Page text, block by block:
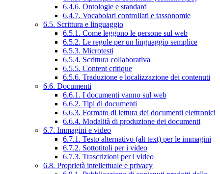
6.4.6. Ontologie e standard
6.4.7. Vocabolari controllati e tassonomie
6.5. Scrittura e linguaggio
6.5.1. Come leggono le persone sul web
6.5.2. Le regole per un linguaggio semplice
6.5.3. Microtesti
6.5.4. Scrittura collaborativa
6.5.5. Content critique
6.5.6. Traduzione e localizzazione dei contenuti
6.6. Documenti
6.6.1. I documenti vanno sul web
6.6.2. Tipi di documenti
6.6.3. Formato di lettura dei documenti elettronici
6.6.4. Modalità di produzione dei documenti
6.7. Immagini e video
6.7.1. Testo alternativo (alt text) per le immagini
6.7.2. Sottotitoli per i video
6.7.3. Trascrizioni per i video
6.8. Proprietà intellettuale e privacy